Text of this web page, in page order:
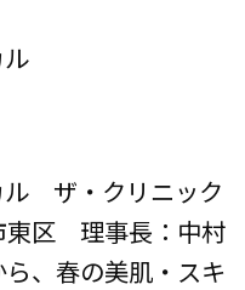
ル ザ・クリニック
東区 理事長：中村
、春の美肌・スキ